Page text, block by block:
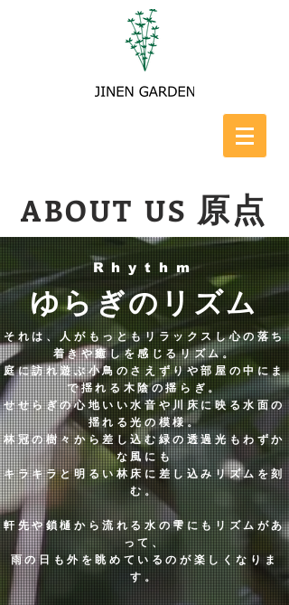
ABOUT US 原点
Rhythm
​ゆらぎのリズム
それは、人がもっともリラックスし心の落ち
着きや癒しを感じるリズム。
庭に訪れ遊ぶ小鳥のさえずりや部屋の中にま
で揺れる木陰の揺らぎ。
せせらぎの心地いい水音や川床に映る水面の
揺れる光の模様。
林冠の樹々から差し込む緑の透過光もわずか
な風にも
キラキラと明るい林床に差し込みリズムを刻
む。
​軒先や鎖樋から流れる水の雫にもリズムがあ
って、
雨の日も外を眺めているのが楽しくなりま
す。